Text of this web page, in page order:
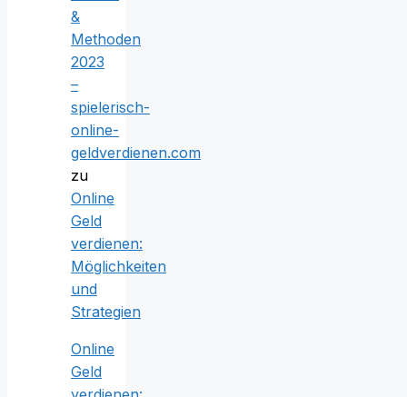
&
Methoden
2023
–
spielerisch-
online-
geldverdienen.com
zu
Online
Geld
verdienen:
Möglichkeiten
und
Strategien
Online
Geld